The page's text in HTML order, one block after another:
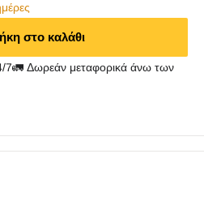
στο καλάθι
Δωρεάν μεταφορικά άνω των